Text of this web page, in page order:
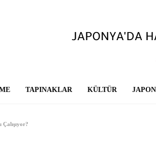
TAPINAKLAR KÜLTÜR